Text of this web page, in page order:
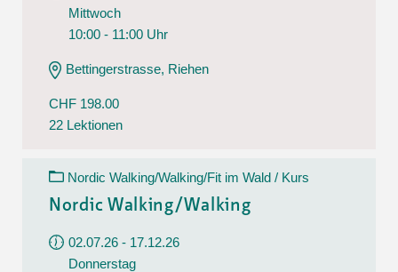
Mittwoch
10:00 - 11:00 Uhr
Bettingerstrasse, Riehen
CHF 198.00
22 Lektionen
Nordic Walking/Walking/Fit im Wald / Kurs
Nordic Walking/Walking
02.07.26 - 17.12.26
Donnerstag